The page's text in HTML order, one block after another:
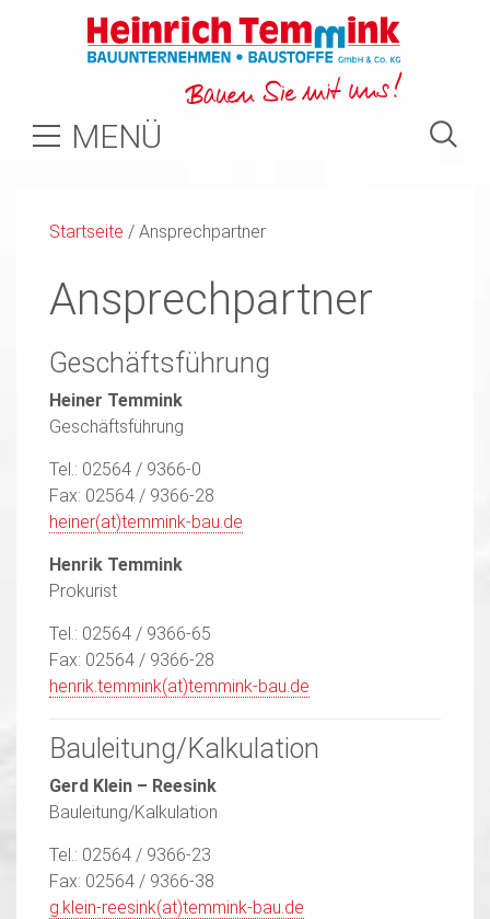
MENÜ
Startseite / Ansprechpartner
Ansprechpartner
Geschäftsführung
Heiner Temmink
Geschäftsführung
Tel.: 02564 / 9366-0
Fax: 02564 / 9366-28
heiner(at)temmink-bau.de
Henrik Temmink
Prokurist
Tel.: 02564 / 9366-65
Fax: 02564 / 9366-28
henrik.temmink(at)temmink-bau.de
Bauleitung/Kalkulation
Gerd Klein – Reesink
Bauleitung/Kalkulation
Tel.: 02564 / 9366-23
Fax: 02564 / 9366-38
g.klein-reesink(at)temmink-bau.de